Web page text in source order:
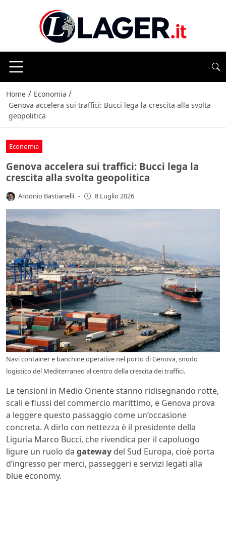
Home / ⁠⁠Economia /
Genova accelera sui traffici: Bucci lega la crescita alla svolta
geopolitica
⁠⁠Economia
Genova accelera sui traffici: Bucci lega la
crescita alla svolta geopolitica
Antonio Bastianelli - 8 Luglio 2026
Navi container e banchine operative nel porto di Genova, snodo
logistico del Mediterraneo al centro della crescita dei traffici.
Le tensioni in Medio Oriente stanno ridisegnando rotte,
scali e flussi del commercio marittimo, e Genova prova
a leggere questo passaggio come un’occasione
concreta. A dirlo con nettezza è il presidente della
Liguria Marco Bucci, che rivendica per il capoluogo
ligure un ruolo da gateway del Sud Europa, cioè porta
d’ingresso per merci, passeggeri e servizi legati alla
blue economy.